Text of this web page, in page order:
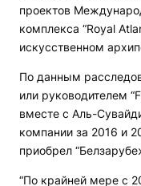
проектов
комплекса “Royal
искусственном
По данным
или руководителем
вместе с Аль-
компании за 2016 и
приобрел
“По крайней мере с